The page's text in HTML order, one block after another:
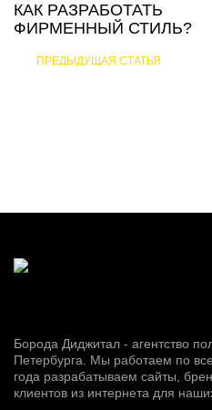
КАК РАЗРАБОТАТЬ
ФИРМЕННЫЙ СТИЛЬ?
ПРЕДЫДУЩАЯ СТАТЬЯ
Борода Диджитал - агентство
Петербурга. Мы работаем по
года разрабатываем сайты,
клиентов из интернета для